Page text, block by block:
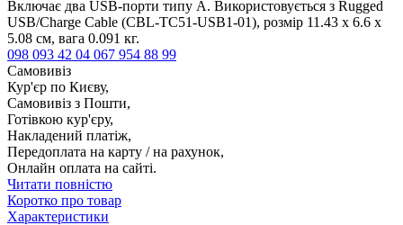
Включає два USB-порти типу A. Використовується з Rugged
USB/Charge Cable (CBL-TC51-USB1-01), розмір 11.43 x 6.6 x
5.08 см, вага 0.091 кг.
098 093 42 04 067 954 88 99
Самовивіз
Кур'єр по Києву,
Самовивіз з Пошти,
Готівкою кур'єру,
Накладений платіж,
Передоплата на карту / на рахунок,
Онлайн оплата на сайті.
Читати повністю
Коротко про товар
Характеристики